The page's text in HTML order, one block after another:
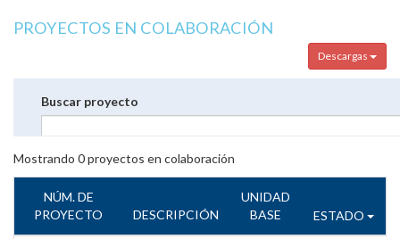
PROYECTOS EN COLABORACIÓN
Descargas
Buscar proyecto
Mostrando 0proyectos en colaboración
NÚM. DE
PROYECTO
DESCRIPCIÓN
UNIDAD
BASE
ESTADO